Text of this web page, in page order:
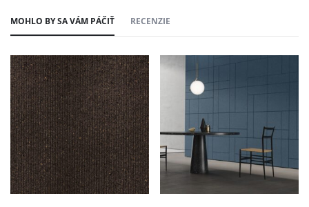
MOHLO BY SA VÁM PÁČIŤ RECENZIE